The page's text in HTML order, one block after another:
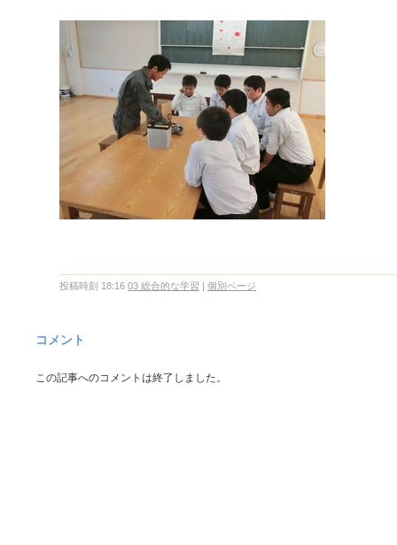
投稿時刻 18:16 03 総合的な学習 | 個別ページ
コメント
この記事へのコメントは終了しました。